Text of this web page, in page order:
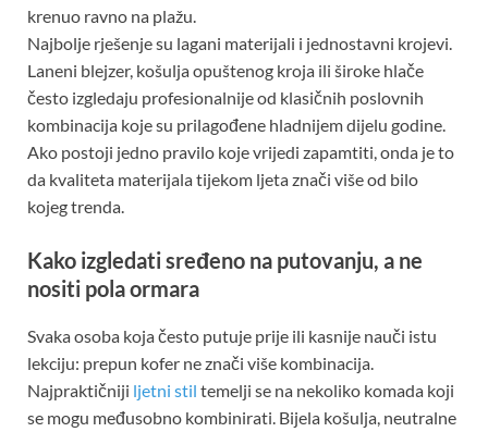
krenuo ravno na plažu.
Najbolje rješenje su lagani materijali i jednostavni krojevi.
Laneni blejzer, košulja opuštenog kroja ili široke hlače
često izgledaju profesionalnije od klasičnih poslovnih
kombinacija koje su prilagođene hladnijem dijelu godine.
Ako postoji jedno pravilo koje vrijedi zapamtiti, onda je to
da kvaliteta materijala tijekom ljeta znači više od bilo
kojeg trenda.
Kako izgledati sređeno na putovanju, a ne
nositi pola ormara
Svaka osoba koja često putuje prije ili kasnije nauči istu
lekciju: prepun kofer ne znači više kombinacija.
Najpraktičniji ljetni stil temelji se na nekoliko komada koji
se mogu međusobno kombinirati. Bijela košulja, neutralne